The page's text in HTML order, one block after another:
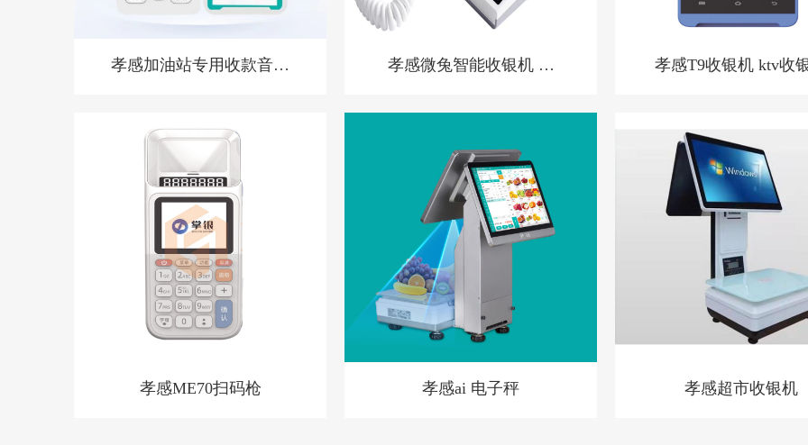
孝感加油站专用收款音箱
孝感微兔智能收银机 零
孝感T9收银机 ktv收
孝感ME70扫码枪 孝感ai 电子秤 孝感超市收银机